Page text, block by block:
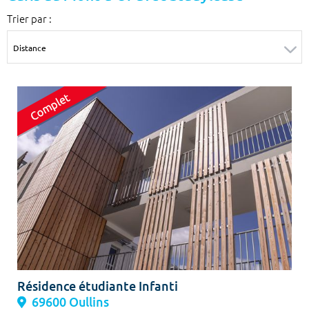
m² m²
Type de location
Colocation
Votre date d'entrée
Chercher
Trier par :
Résidence étudiante Infanti
69600 Oullins